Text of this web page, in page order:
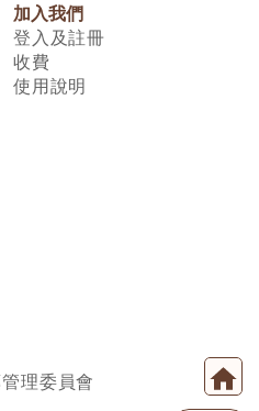
加入我們
登入及註冊
收費
使用說明
理委員會